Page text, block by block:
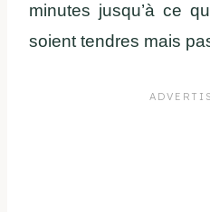
minutes jusqu’à ce
soient tendres mais